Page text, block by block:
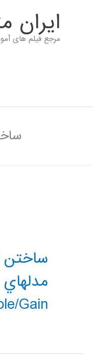
ايران
مرجع فیلم های
ساختن
مدلهاي
gain